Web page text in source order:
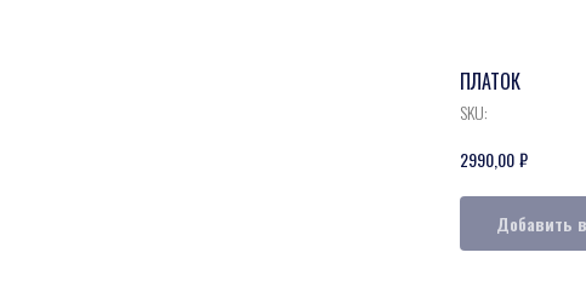
ПЛАТОК
SKU:
2990,00₽
Добавить